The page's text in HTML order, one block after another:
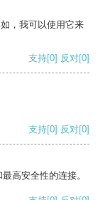
，我可以使用它来
支持[0] 反对[0]
支持[0] 反对[0]
高安全性的连接。